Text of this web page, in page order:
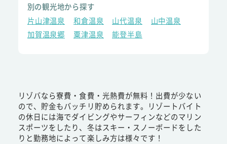
別の観光地から探す
片山津温泉
和倉温泉 山代温泉
山中温泉
加賀温泉郷
粟津温泉 能登半島
リゾバなら寮費・食費・光熱費が無料！出費が少ない
ので、貯金もバッチリ貯められます。リゾートバイト
の休日には海でダイビングやサーフィンなどのマリン
スポーツをしたり、冬はスキー・スノーボードをした
りと勤務地によって楽しみ方は様々です！